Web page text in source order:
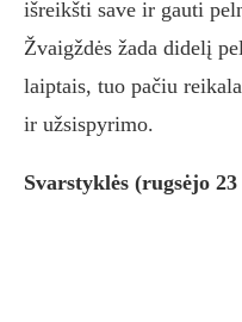
išreikšti save ir gauti
Žvaigždės žada didelį
laiptais, tuo pačiu
ir užsispyrimo.
Svarstyklės (rugsėjo